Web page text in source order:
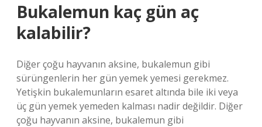
Bukalemun kaç gün aç
kalabilir?
Diğer çoğu hayvanın aksine, bukalemun gibi
sürüngenlerin her gün yemek yemesi gerekmez.
Yetişkin bukalemunların esaret altında bile iki veya
üç gün yemek yemeden kalması nadir değildir. Diğer
çoğu hayvanın aksine, bukalemun gibi